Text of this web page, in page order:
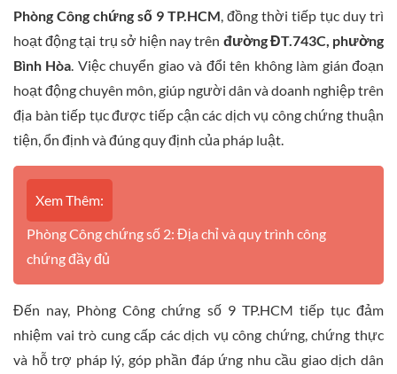
Phòng Công chứng số 9 TP.HCM, đồng thời tiếp tục duy trì
hoạt động tại trụ sở hiện nay trên đường ĐT.743C, phường
Bình Hòa. Việc chuyển giao và đổi tên không làm gián đoạn
hoạt động chuyên môn, giúp người dân và doanh nghiệp trên
địa bàn tiếp tục được tiếp cận các dịch vụ công chứng thuận
tiện, ổn định và đúng quy định của pháp luật.
Xem Thêm:
Phòng Công chứng số 2: Địa chỉ và quy trình công
chứng đầy đủ
Đến nay, Phòng Công chứng số 9 TP.HCM tiếp tục đảm
nhiệm vai trò cung cấp các dịch vụ công chứng, chứng thực
và hỗ trợ pháp lý, góp phần đáp ứng nhu cầu giao dịch dân